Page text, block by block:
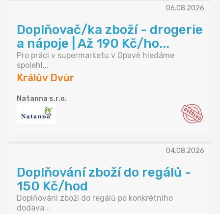
06.08.2026
Doplňovač/ka zboží - drogerie
a nápoje | Až 190 Kč/ho...
Pro práci v supermarketu v Opavě hledáme
spolehl...
Králův Dvůr
Natanna s.r.o.
04.08.2026
Doplňování zboží do regálů -
150 Kč/hod
Doplňování zboží do regálů po konkrétního
dodava...